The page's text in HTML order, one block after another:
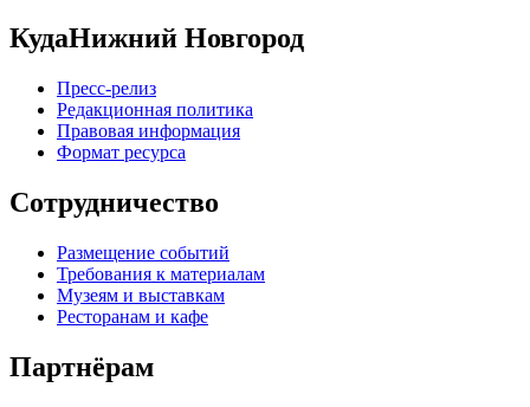
КудаНижний Новгород
Пресс-релиз
Редакционная политика
Правовая информация
Формат ресурса
Сотрудничество
Размещение событий
Требования к материалам
Музеям и выставкам
Ресторанам и кафе
Партнёрам